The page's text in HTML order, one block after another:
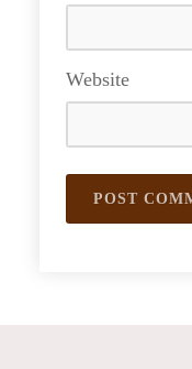
Website